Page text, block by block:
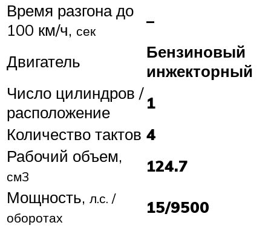
Время разгона до
100 км/ч, сек
–
Двигатель
Бензиновый
инжекторный
Число цилиндров /
расположение
1
Количество тактов 4
Рабочий объем,
см3
124.7
Мощность, л.с. /
оборотах
15/9500